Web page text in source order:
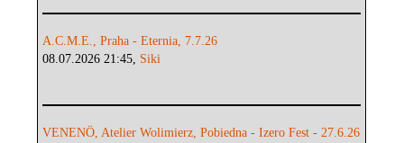
A.C.M.E., Praha - Eternia, 7.7.26
08.07.2026 21:45, Siki
VENENÖ, Atelier Wolimierz, Pobiedna - Izero Fest - 27.6.26